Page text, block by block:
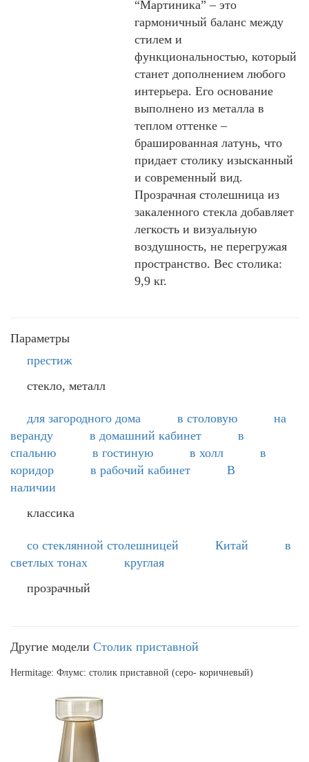
“Мартиника” – это
гармоничный баланс между
стилем и
функциональностью, который
станет дополнением любого
интерьера. Его основание
выполнено из металла в
теплом оттенке –
брашированная латунь, что
придает столику изысканный
и современный вид.
Прозрачная столешница из
закаленного стекла добавляет
легкость и визуальную
воздушность, не перегружая
пространство. Вес столика:
9,9 кг.
Параметры
престиж
стекло, металл
для загородного дома в столовую
на
веранду
в домашний кабинет
в
спальню
в гостиную в холл
в
коридор
в рабочий кабинет
В
наличии
классика
со стеклянной столешницей Китай
в
светлых тонах
круглая
прозрачный
Другие модели Столик приставной
Hermitage: Флумс: столик приставной (серо- коричневый)